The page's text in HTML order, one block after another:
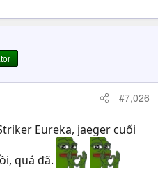
#7,026
Eureka, jaeger cuối
quá đã.